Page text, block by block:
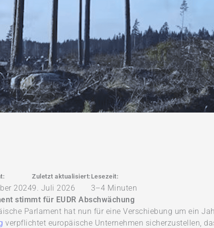
2024
Zuletzt aktualisiert:
9. Juli 2026
Lesezeit:
3–4 Minuten
stimmt für EUDR Abschwächung
Parlament hat nun für eine Verschiebung um ein
verpflichtet europäische Unternehmen sicherzustellen,